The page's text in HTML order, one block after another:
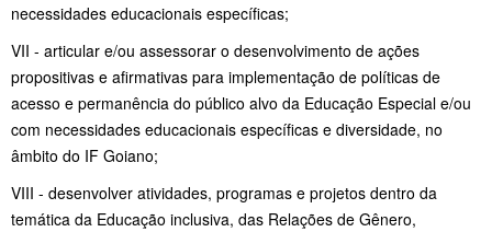
necessidades educacionais específicas;
VII - articular e/ou assessorar o desenvolvimento de ações
propositivas e afirmativas para implementação de políticas de
acesso e permanência do público alvo da Educação Especial e/ou
com necessidades educacionais específicas e diversidade, no
âmbito do IF Goiano;
VIII - desenvolver atividades, programas e projetos dentro da
temática da Educação inclusiva, das Relações de Gênero,